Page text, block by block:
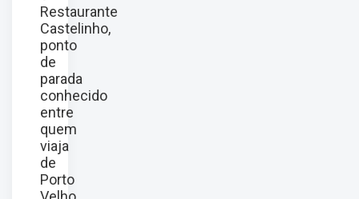
Restaurante
Castelinho,
ponto
de
parada
conhecido
entre
quem
viaja
de
Porto